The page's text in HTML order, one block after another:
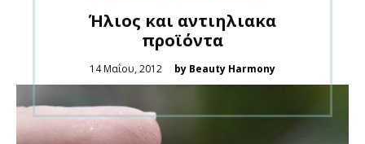
Ήλιος και αντιηλιακα
προϊόντα
Posted
14 Μαΐου, 2012 by Beauty Harmony